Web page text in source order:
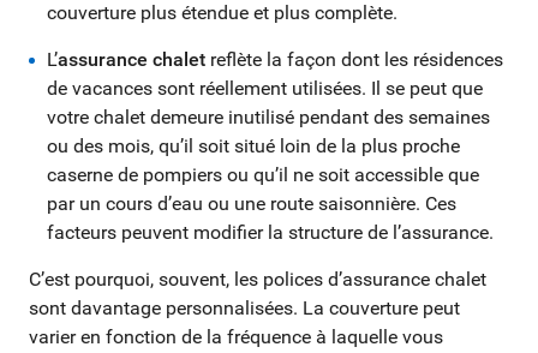
couverture plus étendue et plus complète.
L’assurance chalet reflète la façon dont les résidences
de vacances sont réellement utilisées. Il se peut que
votre chalet demeure inutilisé pendant des semaines
ou des mois, qu’il soit situé loin de la plus proche
caserne de pompiers ou qu’il ne soit accessible que
par un cours d’eau ou une route saisonnière. Ces
facteurs peuvent modifier la structure de l’assurance.
C’est pourquoi, souvent, les polices d’assurance chalet
sont davantage personnalisées. La couverture peut
varier en fonction de la fréquence à laquelle vous